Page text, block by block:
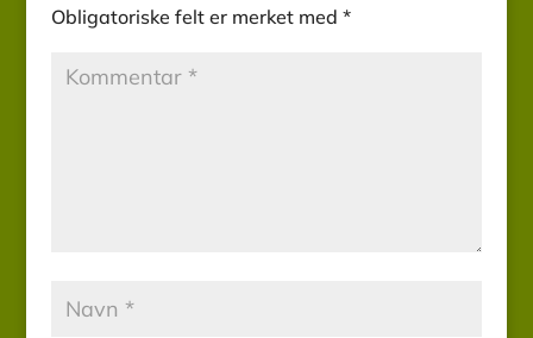
Obligatoriske felt er merket med *